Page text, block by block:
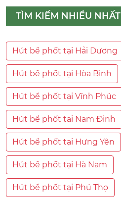
TÌM KIẾM NHIỀU NHẤT
Hút bể phốt tại Hải Dương
Hút bể phốt tại Hòa Bình
Hút bể phốt tại Vĩnh Phúc
Hút bể phốt tại Nam Định
Hút bể phốt tại Hưng Yên
Hút bể phốt tại Hà Nam
Hút bể phốt tại Phú Thọ